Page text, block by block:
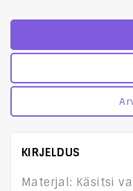
KIRJELDUS
Materjal: Käsitsi